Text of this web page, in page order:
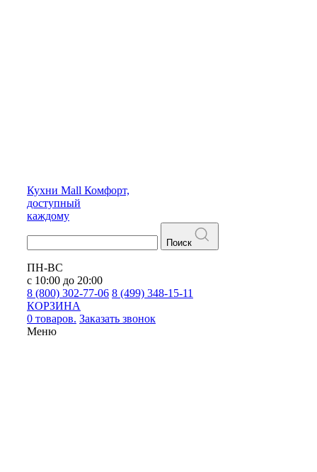
Кухни Mall Комфорт,
доступный
каждому
Поиск
ПН-ВС
с 10:00 до 20:00
8 (800) 302-77-06 8 (499) 348-15-11
КОРЗИНА
0 товаров. Заказать звонок
Меню